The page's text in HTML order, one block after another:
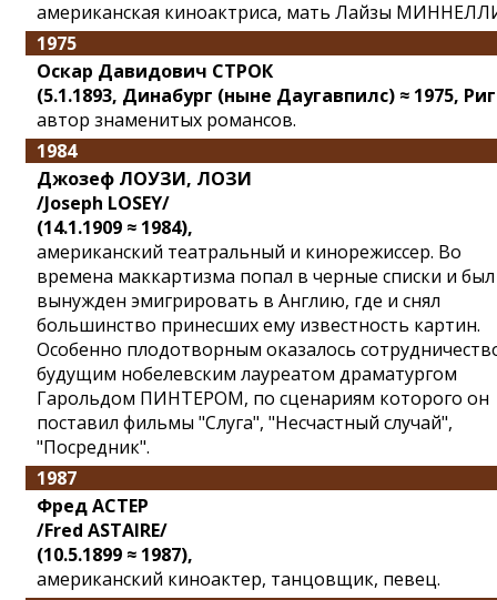
американская киноактриса, мать Лайзы
1975
Оскар Давидович СТРОК
(5.1.1893, Динабург (ныне Даугавпилс) ≈ 1975,
автор знаменитых романсов.
1984
Джозеф ЛОУЗИ, ЛОЗИ
/Joseph LOSEY/
(14.1.1909 ≈ 1984),
американский театральный и кинорежиссер. Во
времена маккартизма попал в черные списки и был
вынужден эмигрировать в Англию, где и снял
большинство принесших ему известность картин.
Особенно плодотворным оказалось
будущим нобелевским лауреатом драматургом
Гарольдом ПИНТЕРОМ, по сценариям которого он
поставил фильмы "Слуга", "Несчастный случай",
"Посредник".
1987
Фред АСТЕР
/Fred ASTAIRE/
(10.5.1899 ≈ 1987),
американский киноактер, танцовщик, певец.